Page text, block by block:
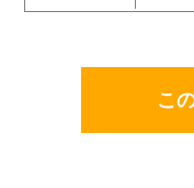
底するよう契約によ
６．情報セキュリテ
当社は、お客様の個